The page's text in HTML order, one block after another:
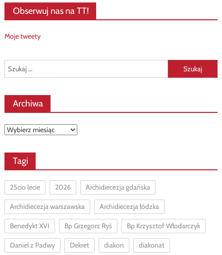
Obserwuj nas na TT!
Moje tweety
Szukaj:
Archiwa
Archiwa
Tagi
25cio lecie 2026 Archidiecezja gdańska
Archidiecezja warszawska Archidiecezja łódzka
Benedykt XVI Bp Grzegorz Ryś Bp Krzysztof Włodarczyk
Daniel z Padwy Dekret diakon diakonat